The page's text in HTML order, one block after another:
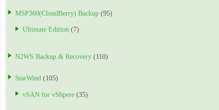
MSP360(CloudBerry) Backup (95)
Ultimate Edition (7)
N2WS Backup & Recovery (110)
StarWind (105)
vSAN for vShpere (35)